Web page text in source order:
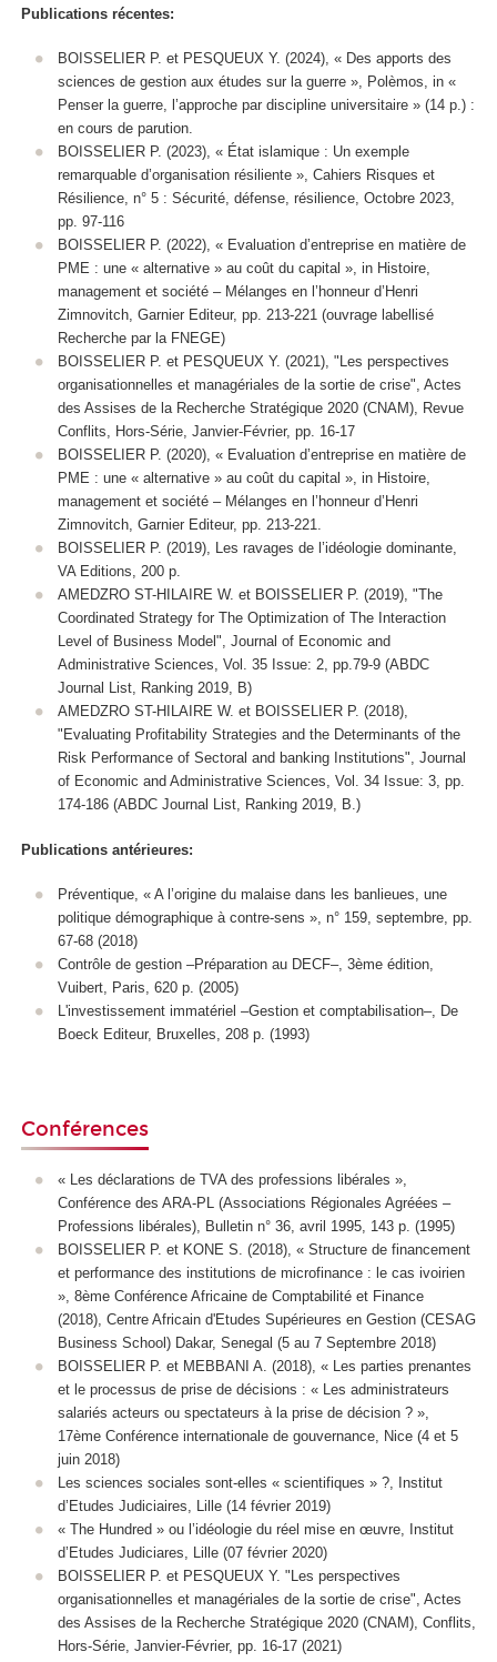
Publications récentes:
BOISSELIER P. et PESQUEUX Y. (2024), « Des apports des
sciences de gestion aux études sur la guerre », Polèmos, in«
Penser la guerre, l’approche par discipline universitaire » (14 p.) :
en cours de parution.
BOISSELIER P. (2023), « État islamique : Un exemple
remarquable d’organisation résiliente », Cahiers Risques et
Résilience, n° 5 : Sécurité, défense, résilience, Octobre 2023,
pp. 97-116
BOISSELIER P. (2022), « Evaluation d’entreprise en matière de
PME : une « alternative » au coût du capital », in Histoire,
management et société – Mélanges en l’honneur d’Henri
Zimnovitch, Garnier Editeur, pp. 213-221 (ouvrage labellisé
Recherche par la FNEGE)
BOISSELIER P. et PESQUEUX Y. (2021), "Les perspectives
organisationnelles et managériales de la sortie de crise", Actes
des Assises de la Recherche Stratégique 2020 (CNAM), Revue
Conflits, Hors-Série, Janvier-Février, pp. 16-17
BOISSELIER P. (2020), « Evaluation d’entreprise en matière de
PME : une « alternative » au coût du capital », in Histoire,
management et société – Mélanges en l’honneur d’Henri
Zimnovitch, Garnier Editeur, pp. 213-221.
BOISSELIER P. (2019), Les ravages de l’idéologie dominante,
VA Editions, 200 p.
AMEDZRO ST-HILAIRE W. et BOISSELIER P. (2019), "The
Coordinated Strategy for The Optimization of The Interaction
Level of Business Model", Journal of Economic and
Administrative Sciences, Vol. 35 Issue: 2, pp.79-9 (ABDC
Journal List, Ranking 2019, B)
AMEDZRO ST-HILAIRE W. et BOISSELIER P. (2018),
"Evaluating Profitability Strategies and the Determinants of the
Risk Performance of Sectoral and banking Institutions", Journal
of Economic and Administrative Sciences, Vol. 34 Issue: 3, pp.
174-186 (ABDC Journal List, Ranking 2019, B.)
Publications antérieures:
Préventique, « A l’origine du malaise dans les banlieues, une
politique démographique à contre-sens », n° 159, septembre, pp.
67-68 (2018)
Contrôle de gestion –Préparation au DECF–, 3ème édition,
Vuibert, Paris, 620 p. (2005)
L'investissement immatériel –Gestion et comptabilisation–, De
Boeck Editeur, Bruxelles, 208 p. (1993)
Conférences
« Les déclarations de TVA des professions libérales »,
Conférence des ARA-PL (Associations Régionales Agréées –
Professions libérales), Bulletin n° 36, avril 1995, 143 p. (1995)
BOISSELIER P. et KONE S. (2018), « Structure de financement
et performance des institutions de microfinance : le cas ivoirien
», 8ème Conférence Africaine de Comptabilité et Finance
(2018), Centre Africain d'Etudes Supérieures en Gestion (CESAG
Business School) Dakar, Senegal (5 au 7 Septembre 2018)
BOISSELIER P. et MEBBANI A. (2018), « Les parties prenantes
et le processus de prise de décisions : « Les administrateurs
salariés acteurs ou spectateurs à la prise de décision ? »,
17ème Conférence internationale de gouvernance, Nice (4 et 5
juin 2018)
Les sciences sociales sont-elles « scientifiques » ?, Institut
d’Etudes Judiciaires, Lille (14 février 2019)
« The Hundred » ou l’idéologie du réel mise en œuvre, Institut
d’Etudes Judiciares, Lille (07 février 2020)
BOISSELIER P. et PESQUEUX Y. "Les perspectives
organisationnelles et managériales de la sortie de crise", Actes
des Assises de la Recherche Stratégique 2020 (CNAM), Conflits,
Hors-Série, Janvier-Février, pp. 16-17 (2021)